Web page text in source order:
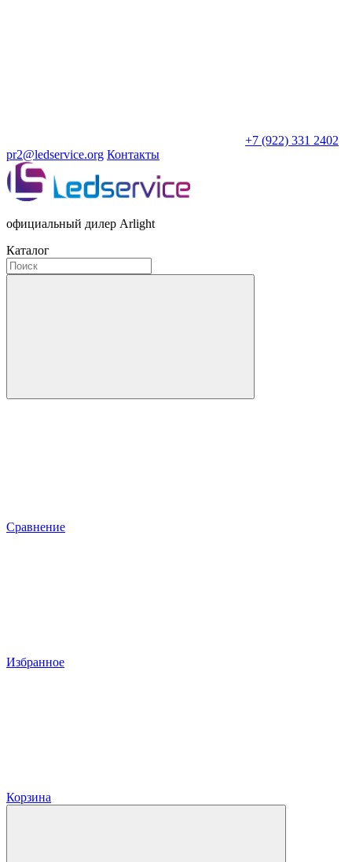
+7 (922) 331 2402
pr2@ledservice.org Контакты
официальный дилер Arlight
Каталог
Сравнение
Избранное
Корзина